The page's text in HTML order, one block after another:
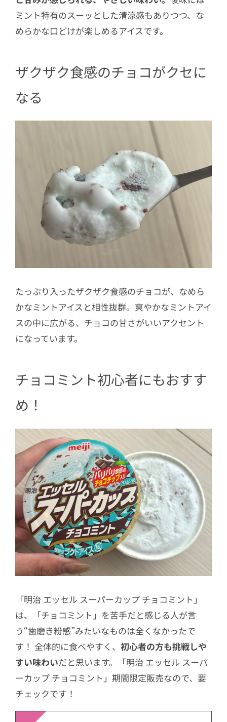
ミント特有のスーッとした清涼感もありつつ、な
めらかな口どけが楽しめるアイスです。
ザクザク食感のチョコがクセに
なる
たっぷり入ったザクザク食感のチョコが、なめら
かなミントアイスと相性抜群。爽やかなミントアイ
スの中に広がる、チョコの甘さがいいアクセント
になっています。
チョコミント初心者にもおすす
め！
「明治 エッセル スーパーカップ チョコミント」
は、「チョコミント」を苦手だと感じる人が言
う“歯磨き粉感”みたいなものは全くなかったで
す！ 全体的に食べやすく、 初心者の方も挑戦しや
すい味わいだと思います。「明治 エッセル スーパ
ーカップ チョコミント」期間限定販売なので、要
チェックです！